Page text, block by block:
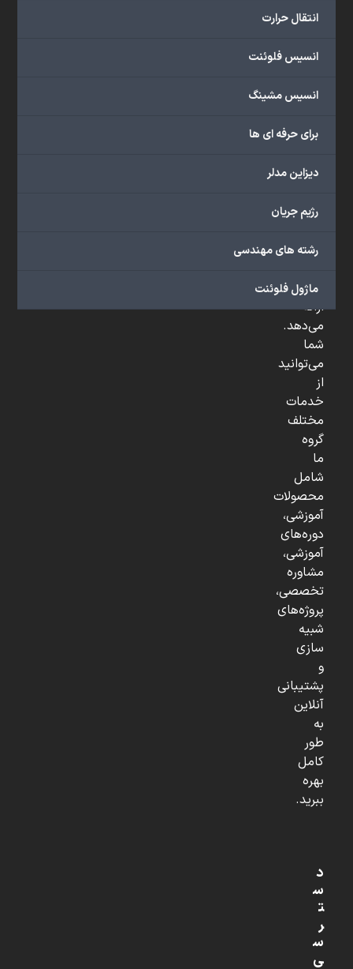
انتقال حرارت
انسیس فلوئنت
انسیس مشینگ
برای حرفه ای ها
دیزاین مدلر
رژیم جریان
رشته های مهندسی
ماژول فلوئنت
(CFD)
هستند.
ما
گسترده‌ای
با
دانشگاهی،
صنعتی
...
ارائه
می‌دهد.
شما
می‌توانید
از
خدمات
مختلف
گروه
ما
شامل
محصولات
آموزشی،
دوره‌های
آموزشی،
مشاوره
تخصصی،
پروژه‌های
شبیه
سازی
و
پشتیبانی
آنلاین
به
طور
کامل
بهره
ببرید.
د
س
ت
ر
س
ی